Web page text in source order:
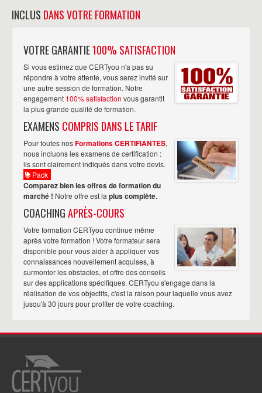
INCLUS DANS VOTRE FORMATION
VOTRE GARANTIE100% SATISFACTION
Si vous estimez que CERTyou n'a pas su
répondre à votre attente, vous serez invité sur
une autre session de formation. Notre
engagement 100% satisfaction vous garantit
la plus grande qualité de formation.
EXAMENS COMPRIS DANS LE TARIF
Pour toutes nosFormations CERTIFIANTES,
nous incluons les examens de certification :
ils sont clairement indiqués dans votre devis.
Pack
Comparez bien les offres de formation du
marché ! Notre offre est la plus complète.
COACHINGAPRÈS-COURS
Votre formation CERTyou continue même
après votre formation ! Votre formateur sera
disponible pour vous aider à appliquer vos
connaissances nouvellement acquises, à
surmonter les obstacles, et offre des conseils
sur des applications spécifiques. CERTyou s'engage dans la
réalisation de vos objectifs, c'est la raison pour laquelle vous avez
jusqu'à 30 jours pour profiter de votre coaching.